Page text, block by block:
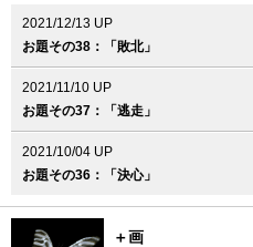
2021/12/13 UP
お題その38：「敗北」
2021/11/10 UP
お題その37：「逃走」
2021/10/04 UP
お題その36：「決心」
＋画